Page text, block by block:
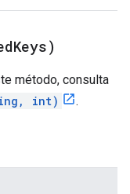
Keys)
método, consulta
int)
.